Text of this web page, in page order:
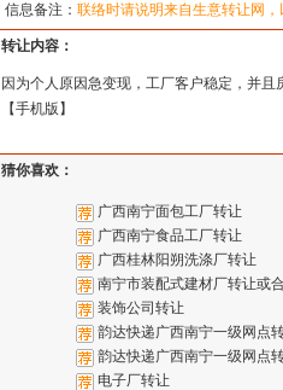
信息备注： 联络时请说明来自生意转让网
转让内容：
因为个人原因急变现，工厂客户稳定，并
【手机版 】
猜你喜欢：
广西南宁面包工厂转让
广西南宁食品工厂转让
广西桂林阳朔洗涤厂转让
南宁市装配式建材厂转让或
装饰公司转让
韵达快递广西南宁一级网点
韵达快递广西南宁一级网点
电子厂转让